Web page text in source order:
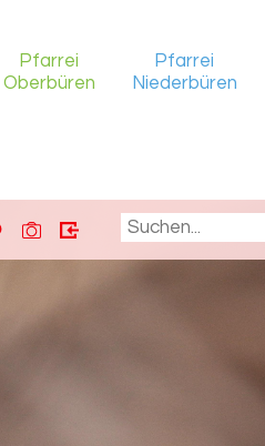
Pfarrei
Oberbüren
Pfarrei
Niederbüren